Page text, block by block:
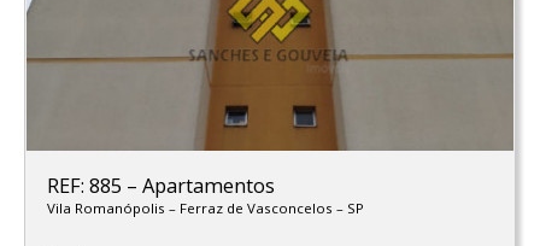
REF: 885 – Apartamentos
Vila Romanópolis – Ferraz de Vasconcelos – SP